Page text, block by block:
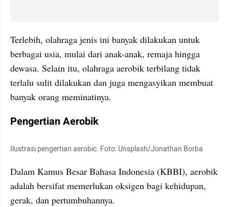
Terlebih, olahraga jenis ini banyak dilakukan untuk
berbagai usia, mulai dari anak-anak, remaja hingga
dewasa. Selain itu, olahraga aerobik terbilang tidak
terlalu sulit dilakukan dan juga mengasyikan membuat
banyak orang meminatinya.
Pengertian Aerobik
Ilustrasi pengertian aerobic. Foto: Unsplash/Jonathan Borba
Dalam Kamus Besar Bahasa Indonesia (KBBI), aerobik
adalah bersifat memerlukan oksigen bagi kehidupan,
gerak, dan pertumbuhannya.